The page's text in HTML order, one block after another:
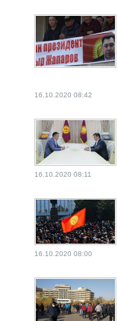
16.10.2020 08:42
16.10.2020 08:11
16.10.2020 08:00